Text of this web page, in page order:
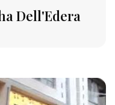
Dell'Edera